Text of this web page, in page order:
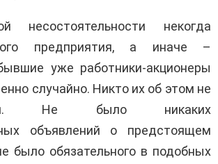
несостоятельности некогда
предприятия, а иначе –
уже работники-акционеры
случайно. Никто их об этом не
Не было никаких
объявлений о предстоящем
было обязательного в подобных